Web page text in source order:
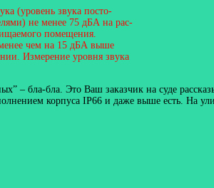
(уровень звука посто-
не менее 75 дБА на рас-
помещения.
чем на 15 дБА выше
Измерение уровня звука
– бла-бла. Это Ваш заказчик на суде
корпуса IP66 и даже выше есть. На